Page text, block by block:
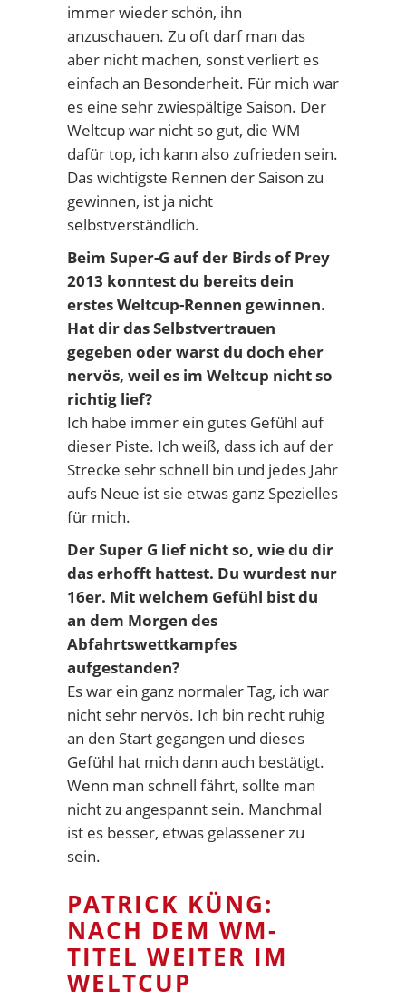
immer wieder schön, ihn
anzuschauen. Zu oft darf man das
aber nicht machen, sonst verliert es
einfach an Besonderheit. Für mich war
es eine sehr zwiespältige Saison. Der
Weltcup war nicht so gut, die WM
dafür top, ich kann also zufrieden sein.
Das wichtigste Rennen der Saison zu
gewinnen, ist ja nicht
selbstverständlich.
Beim Super-G auf der Birds of Prey
2013 konntest du bereits dein
erstes Weltcup-Rennen gewinnen.
Hat dir das Selbstvertrauen
gegeben oder warst du doch eher
nervös, weil es im Weltcup nicht so
richtig lief?
Ich habe immer ein gutes Gefühl auf
dieser Piste. Ich weiß, dass ich auf der
Strecke sehr schnell bin und jedes Jahr
aufs Neue ist sie etwas ganz Spezielles
für mich.
Der Super G lief nicht so, wie du dir
das erhofft hattest. Du wurdest nur
16er. Mit welchem Gefühl bist du
an dem Morgen des
Abfahrtswettkampfes
aufgestanden?
Es war ein ganz normaler Tag, ich war
nicht sehr nervös. Ich bin recht ruhig
an den Start gegangen und dieses
Gefühl hat mich dann auch bestätigt.
Wenn man schnell fährt, sollte man
nicht zu angespannt sein. Manchmal
ist es besser, etwas gelassener zu
sein.
PATRICK KÜNG:
NACH DEM WM-
TITEL WEITER IM
WELTCUP